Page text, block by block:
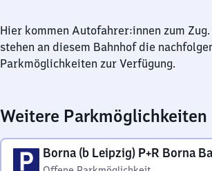
Hier kommen Autofahrer:innen zum
stehen an diesem Bahnhof die
Parkmöglichkeiten zur Verfügung.
Weitere Parkmöglichkeiten
Borna (b Leipzig) P+R Borna